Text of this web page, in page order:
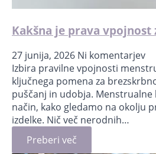
Kakšna je prava vpojnost
27 junija, 2026 Ni komentarjev
Izbira pravilne vpojnosti
ključnega pomena za
puščanj in udobja. Menstrualne
način, kako gledamo na okolju
izdelke. Nič več nerodnih…
Preberi več